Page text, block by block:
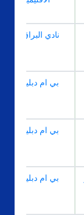
نادي البراق
بي ام دبليو
بي ام دبليو
بي ام دبليو